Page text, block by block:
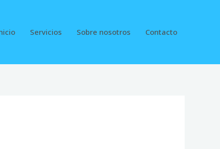
Servicios Sobre nosotros Contacto